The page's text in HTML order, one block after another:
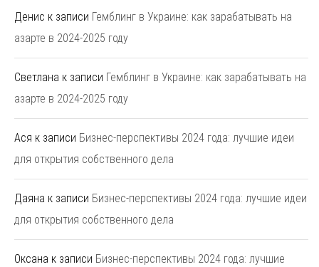
Денис к записи Гемблинг в Украине: как зарабатывать на
азарте в 2024-2025 году
Светлана к записи Гемблинг в Украине: как зарабатывать на
азарте в 2024-2025 году
Ася к записи Бизнес-перспективы 2024 года: лучшие идеи
для открытия собственного дела
Даяна к записи Бизнес-перспективы 2024 года: лучшие идеи
для открытия собственного дела
Оксана к записи Бизнес-перспективы 2024 года: лучшие